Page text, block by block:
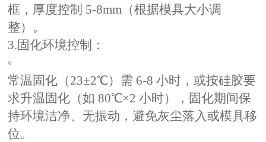
框，厚度控制 5-8mm（根据模具大小调
整）。
3.固化环境控制：
◦
常温固化（23±2℃）需 6-8 小时，或按硅胶要
求升温固化（如 80℃×2 小时），固化期间保
持环境洁净、无振动，避免灰尘落入或模具移
位。